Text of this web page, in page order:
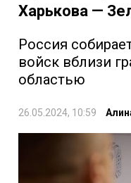
Харькова —
Россия
войск вблизи
областью
26.05.2024, 10:59